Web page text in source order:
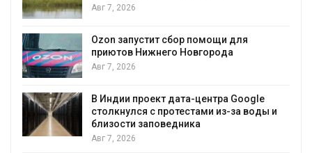
Авг 7, 2026
Ozon запустит сбор помощи для
приютов Нижнего Новгорода
Авг 7, 2026
В Индии проект дата-центра Google
столкнулся с протестами из-за воды и
близости заповедника
Авг 7, 2026